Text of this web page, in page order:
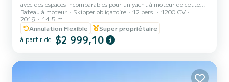
avec des espaces incomparables pour un yacht à moteur de cette
taille. Son autonomie est également remarquable. Il est équipé de
moteurs IPS de 600 CV. Les coques de ont été spécialement
étudiées pour offrir une excellente navigabilité et stabilité, quelle
que soit la vitesse. Ce nouveau catamaran à moteur dispose de
confortables espaces de détente et de réception dignes d’une
Bateau à moteur Skipper obligatoire 12 pers.
1200 CV
2019
14.5 m
Annulation Flexible
Super propriétaire
à partir de $2 999,10